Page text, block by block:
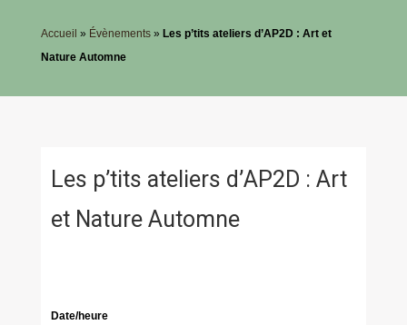
Accueil » Évènements» Les p’tits ateliers d’AP2D : Art et
Nature Automne
Les p’tits ateliers d’AP2D : Art
et Nature Automne
Date/heure